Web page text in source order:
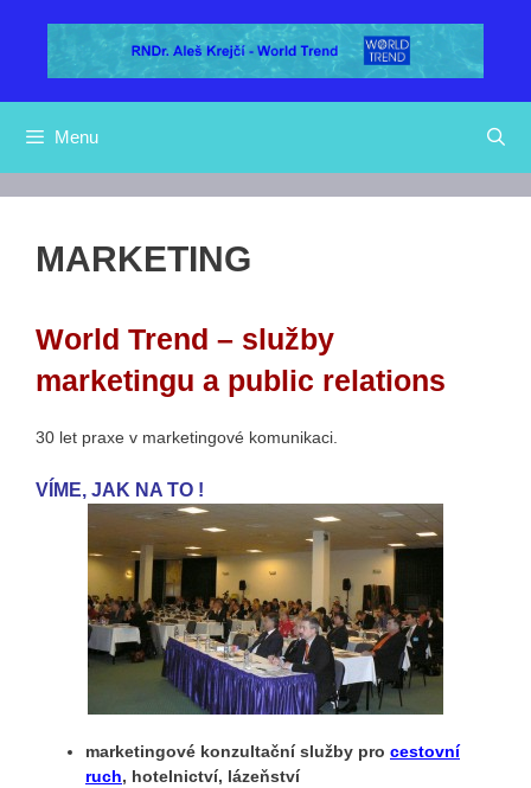
Menu
MARKETING
World Trend – služby
marketingu a public relations
30 let praxe v marketingové komunikaci.
VÍME, JAK NA TO !
marketingové konzultační služby pro cestovní
ruch, hotelnictví, lázeňství